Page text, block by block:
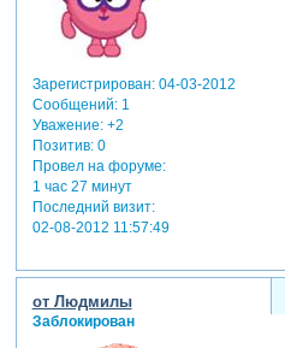
Зарегистрирован: 04-03-2012
Сообщений:1
Уважение: +2
Позитив: 0
Провел на форуме:
1 час 27 минут
Последний визит:
02-08-2012 11:57:49
от Людмилы
Заблокирован